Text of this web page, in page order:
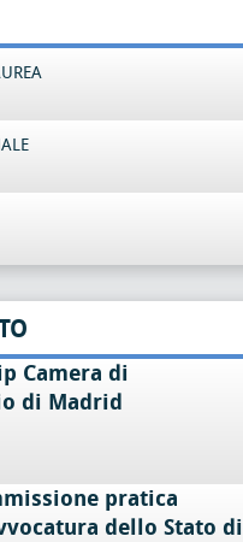
Camera di
di Madrid
pratica
dello Stato di